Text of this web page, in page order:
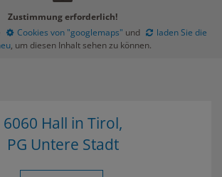
Zustimmung erforderlich!
Cookies von "googlemaps" und
laden Sie die
, um diesen Inhalt sehen zu können.
6060 Hall in Tirol,
PG Untere Stadt